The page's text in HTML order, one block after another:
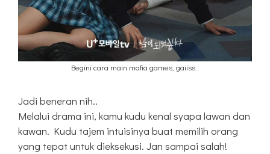
Begini cara main mafia games, gaiiss..
Jadi beneran nih..
Melalui drama ini, kamu kudu kenal syapa lawan dan
kawan. Kudu tajem intuisinya buat memilih orang
yang tepat untuk dieksekusi. Jan sampai salah!